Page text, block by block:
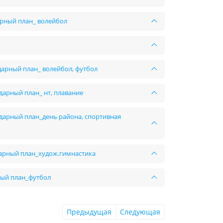
план_ волейбол
план_ волейбол, футбол
план_ нт, плавание
план_день района, спортивная
план_худож.гимнастика
план_футбол
Предыдущая Следующая